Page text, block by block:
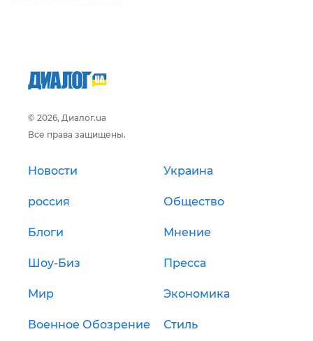
© 2026, Диалог.ua
Все права защищены.
Новости Украина
россия Общество
Блоги Мнение
Шоу-Биз Пресса
Мир Экономика
Военное Обозрение Стиль